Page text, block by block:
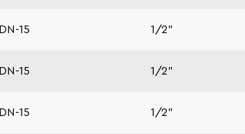
DN-15 1/2"
DN-15 1/2"
DN-15 1/2"